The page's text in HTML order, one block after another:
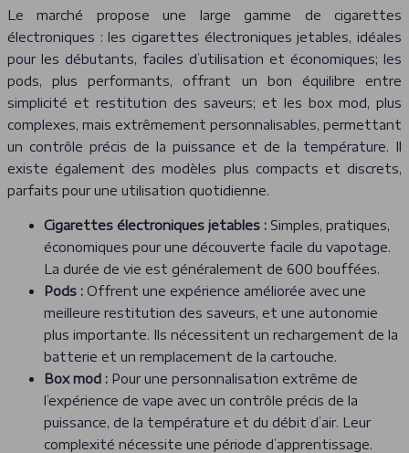
Le marché propose une large gamme de cigarettes
électroniques : les cigarettes électroniques jetables, idéales
pour les débutants, faciles d’utilisation et économiques; les
pods, plus performants, offrant un bon équilibre entre
simplicité et restitution des saveurs; et les box mod, plus
complexes, mais extrêmement personnalisables, permettant
un contrôle précis de la puissance et de la température. Il
existe également des modèles plus compacts et discrets,
parfaits pour une utilisation quotidienne.
Cigarettes électroniques jetables : Simples, pratiques,
économiques pour une découverte facile du vapotage.
La durée de vie est généralement de 600 bouffées.
Pods : Offrent une expérience améliorée avec une
meilleure restitution des saveurs, et une autonomie
plus importante. Ils nécessitent un rechargement de la
batterie et un remplacement de la cartouche.
Box mod : Pour une personnalisation extrême de
l’expérience de vape avec un contrôle précis de la
puissance, de la température et du débit d’air. Leur
complexité nécessite une période d’apprentissage.